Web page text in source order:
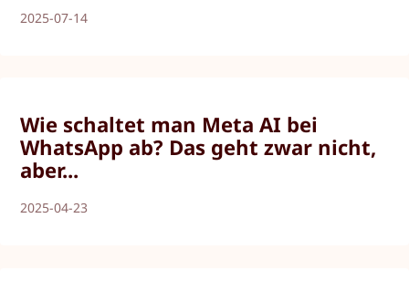
2025-07-14
Wie schaltet man Meta AI bei
WhatsApp ab? Das geht zwar nicht,
aber...
2025-04-23